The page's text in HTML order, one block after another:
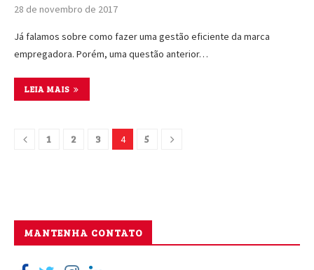
28 de novembro de 2017
Já falamos sobre como fazer uma gestão eficiente da marca
empregadora. Porém, uma questão anterior…
LEIA MAIS
1 2 3 4 5
MANTENHA CONTATO